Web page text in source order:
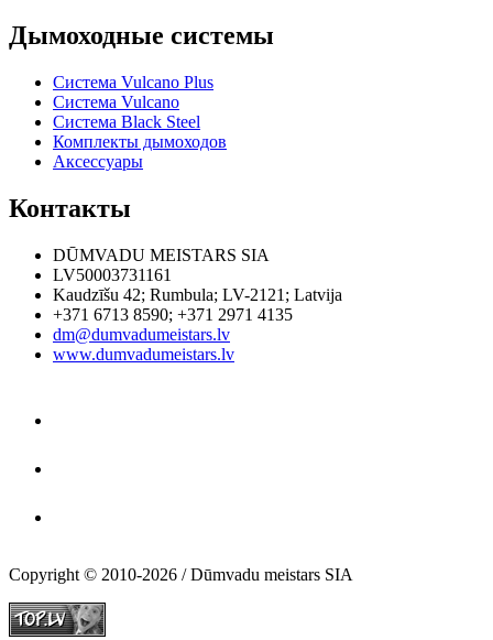
Дымоходные системы
Система Vulcano Plus
Система Vulcano
Система Black Steel
Комплекты дымоходов
Аксессуары
Контакты
DŪMVADU MEISTARS SIA
LV50003731161
Kaudzīšu 42; Rumbula; LV-2121 ; Latvija
+371 6713 8590; +371 2971 4135
dm@dumvadumeistars.lv
www.dumvadumeistars.lv
Copyright © 2010-2026 / Dūmvadu meistars SIA